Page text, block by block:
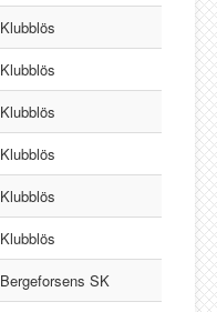
Klubblös
Klubblös
Klubblös
Klubblös
Klubblös
Klubblös
Bergeforsens SK